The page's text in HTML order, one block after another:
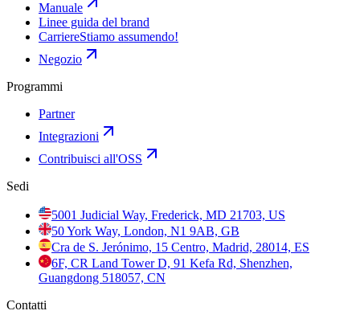
Manuale
Linee guida del brand
CarriereStiamo assumendo!
Negozio
Programmi
Partner
Integrazioni
Contribuisci all'OSS
Sedi
5001 Judicial Way, Frederick, MD 21703, US
50 York Way, London, N1 9AB, GB
Cra de S. Jerónimo, 15 Centro, Madrid, 28014, ES
6F, CR Land Tower D, 91 Kefa Rd, Shenzhen,
Guangdong 518057, CN
Contatti